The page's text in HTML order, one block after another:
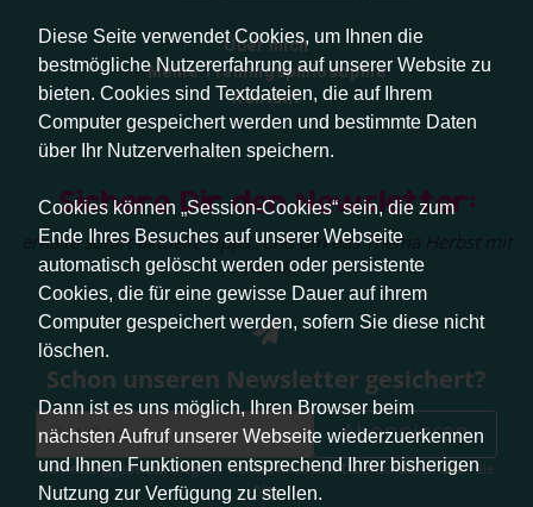
Diese Seite verwendet Cookies, um Ihnen die
bestmögliche Nutzererfahrung auf unserer Website zu
bieten. Cookies sind Textdateien, die auf Ihrem
Computer gespeichert werden und bestimmte Daten
über Ihr Nutzerverhalten speichern.
Cookies können „Session-Cookies“ sein, die zum
Ende Ihres Besuches auf unserer Webseite
automatisch gelöscht werden oder persistente
Cookies, die für eine gewisse Dauer auf ihrem
Computer gespeichert werden, sofern Sie diese nicht
löschen.
Dann ist es uns möglich, Ihren Browser beim
nächsten Aufruf unserer Webseite wiederzuerkennen
und Ihnen Funktionen entsprechend Ihrer bisherigen
Nutzung zur Verfügung zu stellen.
Über mich
Meine Trainingsphilosophie
Kontakt
Sichere Dir den Newsletter:
erhalte sofort aktuelle Tipps rund um das Thema Herbst mit
Hund.
Schon unseren Newsletter gesichert?
Abonnieren
Abmeldung jederzeit möglich. Weitere Infos zum Datenschutz erhalten Sie
hier.